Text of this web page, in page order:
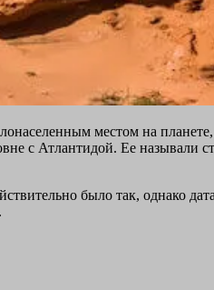
местом на
с Атлантидой. Ее называли
было так, однако